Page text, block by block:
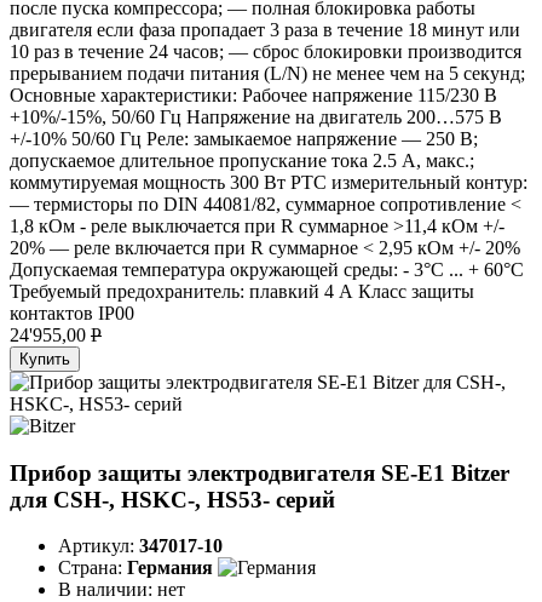
после пуска компрессора; — полная блокировка работы
двигателя если фаза пропадает 3 раза в течение 18 минут или
10 раз в течение 24 часов; — сброс блокировки производится
прерыванием подачи питания (L/N) не менее чем на 5 секунд;
Основные характеристики: Рабочее напряжение 115/230 В
+10%/-15%, 50/60 Гц Напряжение на двигатель 200…575 В
+/-10% 50/60 Гц Реле: замыкаемое напряжение — 250 В;
допускаемое длительное пропускание тока 2.5 А, макс.;
коммутируемая мощность 300 Вт РТС измерительный контур:
— термисторы по DIN 44081/82, суммарное сопротивление <
1,8 кОм - реле выключается при R суммарное >11,4 кОм +/-
20% — реле включается при R суммарное < 2,95 кОм +/- 20%
Допускаемая температура окружающей среды: - 3°С ... + 60°С
Требуемый предохранитель: плавкий 4 А Класс защиты
контактов IP00
24'955,00 P
Купить
Прибор защиты электродвигателя SE-E1 Bitzer
для CSH-, HSKC-, HS53- серий
Артикул: 347017-10
Страна: Германия
В наличии: нет